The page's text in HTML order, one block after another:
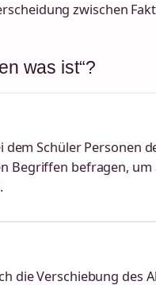
zwischen
was ist“?
dem Schüler Personen
Begriffen befragen,
die Verschiebung des